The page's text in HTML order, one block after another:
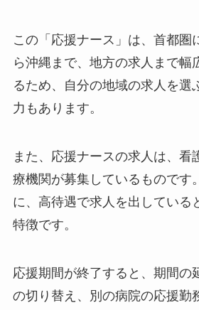
この「応援ナース」は、首都圏
ら沖縄まで、地方の求人まで幅
るため、自分の地域の求人を選
力もあります。
また、応援ナースの求人は、看
療機関が募集しているものです
に、高待遇で求人を出している
特徴です。
応援期間が終了すると、期間の
の切り替え、別の病院の応援勤